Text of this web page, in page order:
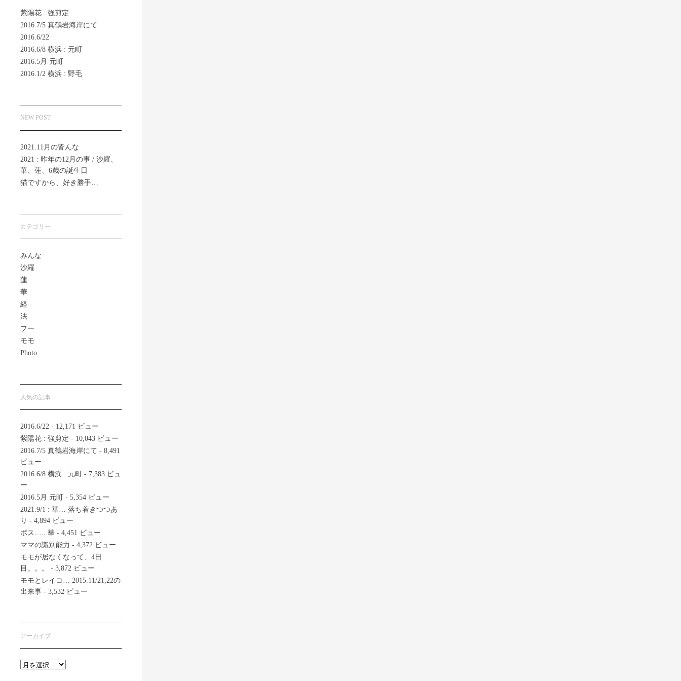
紫陽花 : 強剪定
2016.7/5 真鶴岩海岸にて
2016.6/22
2016.6/8 横浜 : 元町
2016.5月 元町
2016.1/2 横浜 : 野毛
NEW POST
2021.11月の皆んな
2021 : 昨年の12月の事 / 沙羅、
華、蓮、6歳の誕生日
猫ですから、好き勝手…
カテゴリー
みんな
沙羅
蓮
華
経
法
フー
モモ
Photo
人気の記事
2016.6/22 - 12,171 ビュー
紫陽花 : 強剪定 - 10,043 ビュー
2016.7/5 真鶴岩海岸にて - 8,491
ビュー
2016.6/8 横浜 : 元町
- 7,383 ビュ
ー
2016.5月 元町
- 5,354 ビュー
2021.9/1 : 華… 落ち着きつつあ
り - 4,894 ビュー
ボス….. 華 - 4,451 ビュー
ママの識別能力 - 4,372 ビュー
モモが居なくなって、4日
目。。。
- 3,872 ビュー
モモとレイコ… 2015.11/21,22の
出来事 - 3,532 ビュー
アーカイブ
ア